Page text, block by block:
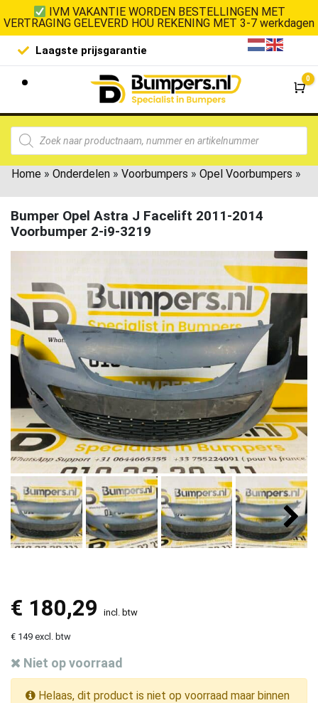
IVM VAKANTIE WORDEN BESTELLINGEN MET
VERTRAGING GELEVERD HOU REKENING MET 3-7 werkdagen
Laagste prijsgarantie De
0
Home » Onderdelen » Voorbumpers » Opel Voorbumpers »
Bumper Opel Astra J Facelift 2011-2014
Voorbumper 2-i9-3219
€ 180,29 incl. btw
€ 149 excl. btw
Niet op voorraad
Helaas, dit product is niet op voorraad maar binnen